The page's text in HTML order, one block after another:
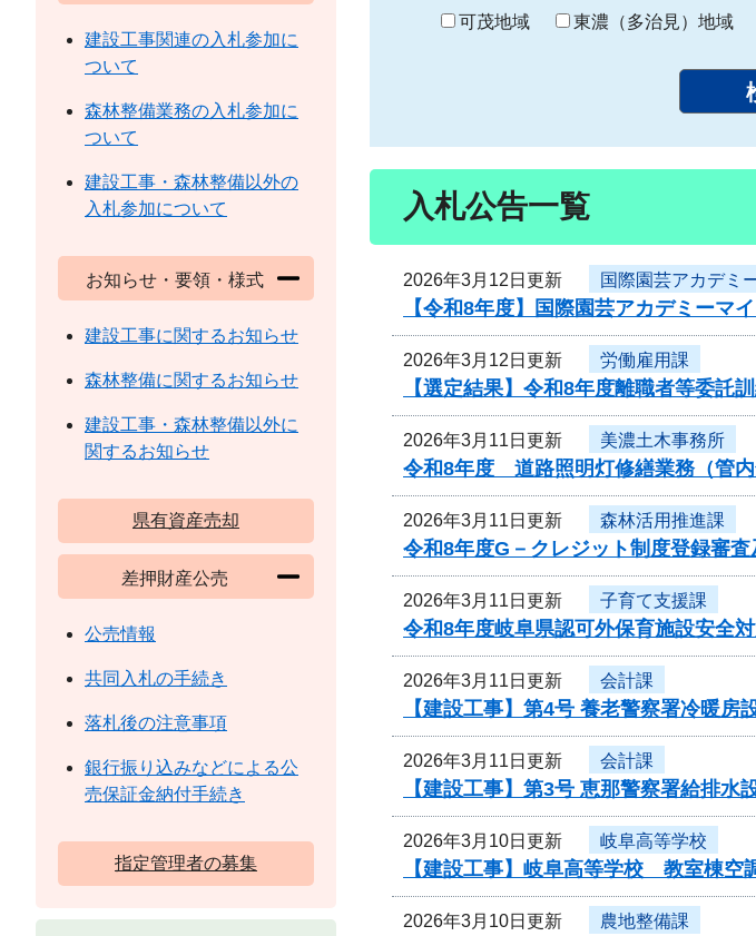
り
り
可茂地域
東濃（多治見）地域
入札公告一覧
2026年3月12日更新 国際園芸アカデミ
【令和8年度】国際園芸アカデミーマ
2026年3月12日更新 労働雇用課
【選定結果】令和8年度離職者等委託
2026年3月11日更新 美濃土木事務所
令和8年度 道路照明灯修繕業務（管
2026年3月11日更新 森林活用推進課
令和8年度G－クレジット制度登録審
2026年3月11日更新 子育て支援課
令和8年度岐阜県認可外保育施設安全
2026年3月11日更新 会計課
【建設工事】第4号 養老警察署冷暖
2026年3月11日更新 会計課
【建設工事】第3号 恵那警察署給排
2026年3月10日更新 岐阜高等学校
【建設工事】岐阜高等学校 教室棟空
2026年3月10日更新 農地整備課
建設工事関連の入札参加に
ついて
森林整備業務の入札参加に
ついて
建設工事・森林整備以外の
入札参加について
お知らせ・要領・様式
建設工事に関するお知らせ
森林整備に関するお知らせ
建設工事・森林整備以外に
関するお知らせ
県有資産売却
差押財産公売
公売情報
共同入札の手続き
落札後の注意事項
銀行振り込みなどによる公
売保証金納付手続き
指定管理者の募集